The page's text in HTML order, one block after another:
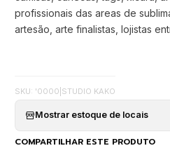
profissionais das areas de
artesão, arte finalistas, lojistas
SKU: '0000 STUDIO KAKO
Mostrar estoque de locais
COMPARTILHAR ESTE PRODUTO